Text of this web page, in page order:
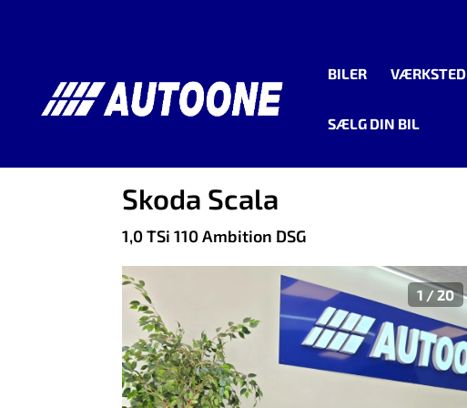
BILER VÆRKSTED
SÆLG DIN BIL
Skoda Scala
1,0 TSi 110 Ambition DSG
1 /20